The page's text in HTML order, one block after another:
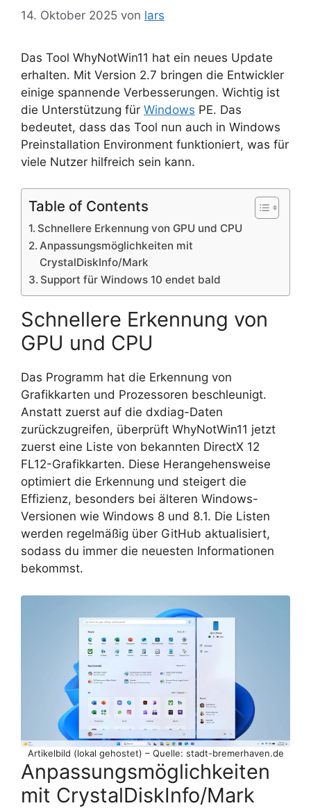
14. Oktober 2025 von lars
Das Tool WhyNotWin11 hat ein neues Update
erhalten. Mit Version 2.7 bringen die Entwickler
einige spannende Verbesserungen. Wichtig ist
die Unterstützung für Windows PE. Das
bedeutet, dass das Tool nun auch in Windows
Preinstallation Environment funktioniert, was für
viele Nutzer hilfreich sein kann.
Table of Contents
Schnellere Erkennung von GPU und CPU
Anpassungsmöglichkeiten mit
CrystalDiskInfo/Mark
Support für Windows 10 endet bald
Schnellere Erkennung von
GPU und CPU
Das Programm hat die Erkennung von
Grafikkarten und Prozessoren beschleunigt.
Anstatt zuerst auf die dxdiag-Daten
zurückzugreifen, überprüft WhyNotWin11 jetzt
zuerst eine Liste von bekannten DirectX 12
FL12-Grafikkarten. Diese Herangehensweise
optimiert die Erkennung und steigert die
Effizienz, besonders bei älteren Windows-
Versionen wie Windows 8 und 8.1. Die Listen
werden regelmäßig über GitHub aktualisiert,
sodass du immer die neuesten Informationen
bekommst.
Artikelbild (lokal gehostet) – Quelle: stadt-bremerhaven.de
Anpassungsmöglichkeiten
mit CrystalDiskInfo/Mark